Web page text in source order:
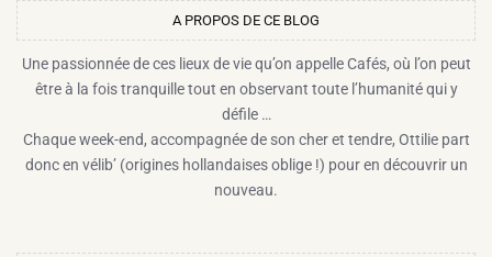
A PROPOS DE CE BLOG​
Une passionnée de ces lieux de vie qu’on appelle Cafés, où l’on peut
être à la fois tranquille tout en observant toute l’humanité qui y
défile …
Chaque week-end, accompagnée de son cher et tendre, Ottilie part
donc en vélib’ (origines hollandaises oblige !) pour en découvrir un
nouveau.